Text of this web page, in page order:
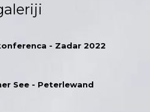
- Zadar 2022
See - Peterlewand